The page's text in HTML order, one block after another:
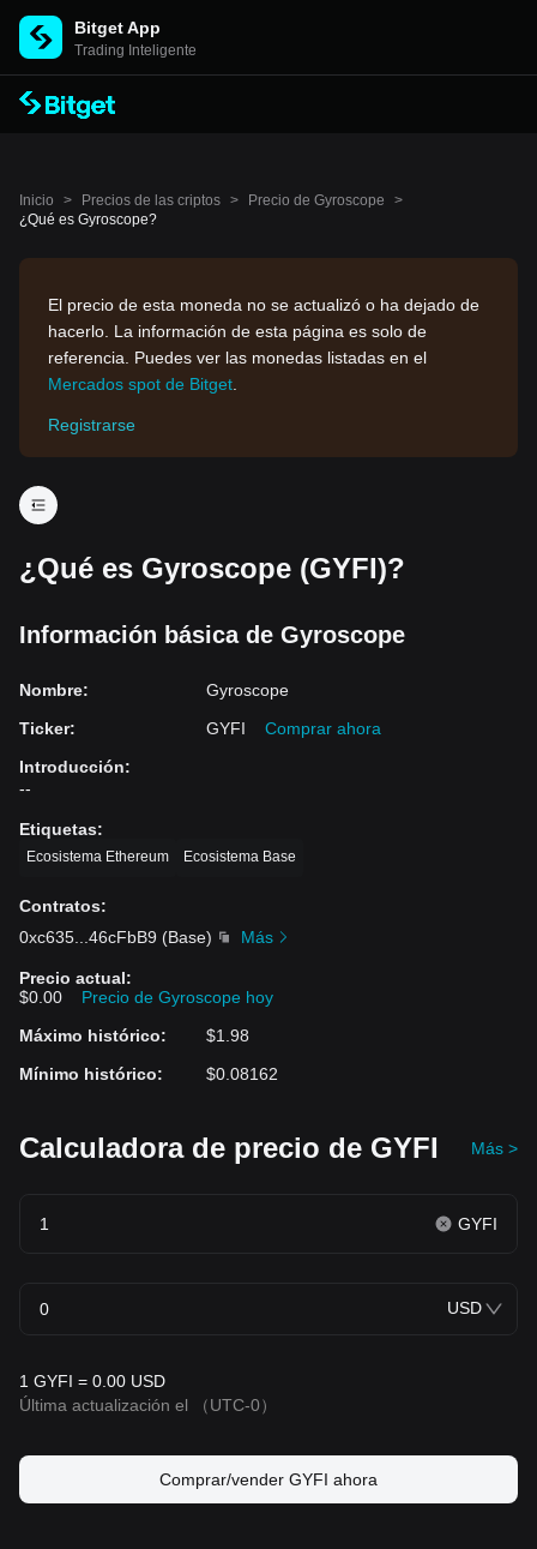
Bitget App
Trading Inteligente
Inicio > Precios de las criptos > Precio de Gyroscope
>
¿Qué es Gyroscope?
El precio de esta moneda no se actualizó o ha dejado de
hacerlo. La información de esta página es solo de
referencia. Puedes ver las monedas listadas en el
Mercados spot de Bitget
Registrarse
¿Qué es Gyroscope (GYFI)?
Información básica de Gyroscope
Nombre:
Gyroscope
Ticker: GYFI
Comprar ahora
Introducción:
--
Etiquetas:
Ecosistema Ethereum Ecosistema Base
Contratos:
0xc635
46cFbB9 (Base) Más
Precio actual:
$0.00
Precio de Gyroscope hoy
Máximo histórico:
$1.98
Mínimo histórico: $0.08162
Calculadora de precio de GYFI Más >
GYFI
USD
1 GYFI = 0.00 USD
Última actualización el
（UTC-0）
Comprar/vender GYFI ahora